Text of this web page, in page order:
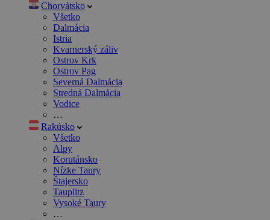
Chorvátsko
Všetko
Dalmácia
Istria
Kvarnerský záliv
Ostrov Krk
Ostrov Pag
Severná Dalmácia
Stredná Dalmácia
Vodice
…
Rakúsko
Všetko
Alpy
Korutánsko
Nízke Taury
Štajersko
Tauplitz
Vysoké Taury
…